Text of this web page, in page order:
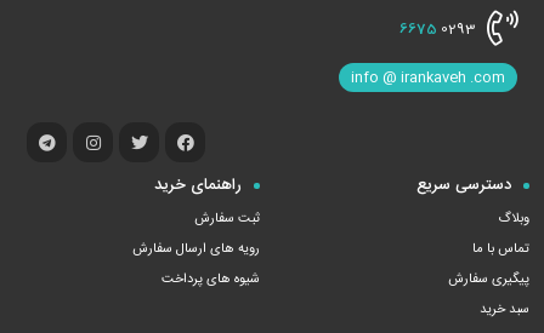
6675 0293
info @ irankaveh .com
دسترسی سریع
وبلاگ
تماس با ما
پیگیری سفارش
سبد خرید
راهنمای خرید
ثبت سفارش
رویه های ارسال سفارش
شیوه های پرداخت